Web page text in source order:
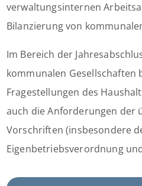
verwaltungsinternen
Bilanzierung von
Im Bereich der
kommunalen Gesellschaften
Fragestellungen des
auch die Anforderungen der
Vorschriften (insbesondere
Eigenbetriebsverordnung